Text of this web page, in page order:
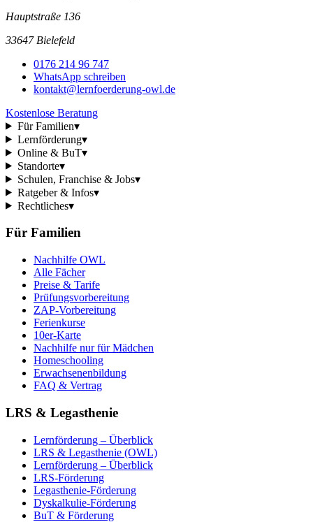
Hauptstraße 136
33647 Bielefeld
0176 214 96 747
WhatsApp schreiben
kontakt@lernfoerderung-owl.de
Kostenlose Beratung
Für Familien▾
Lernförderung▾
Online & BuT▾
Standorte▾
Schulen, Franchise & Jobs▾
Ratgeber & Infos▾
Rechtliches▾
Für Familien
Nachhilfe OWL
Alle Fächer
Preise & Tarife
Prüfungsvorbereitung
ZAP-Vorbereitung
Ferienkurse
10er-Karte
Nachhilfe nur für Mädchen
Homeschooling
Erwachsenenbildung
FAQ & Vertrag
LRS & Legasthenie
Lernförderung – Überblick
LRS & Legasthenie (OWL)
Lernförderung – Überblick
LRS-Förderung
Legasthenie-Förderung
Dyskalkulie-Förderung
BuT & Förderung